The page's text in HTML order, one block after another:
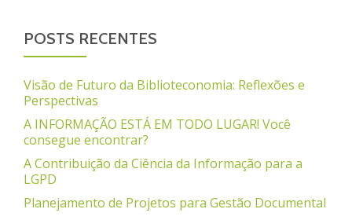
POSTS RECENTES
Visão de Futuro da Biblioteconomia: Reflexões e
Perspectivas
A INFORMAÇÃO ESTÁ EM TODO LUGAR! Você
consegue encontrar?
A Contribuição da Ciência da Informação para a
LGPD
Planejamento de Projetos para Gestão Documental